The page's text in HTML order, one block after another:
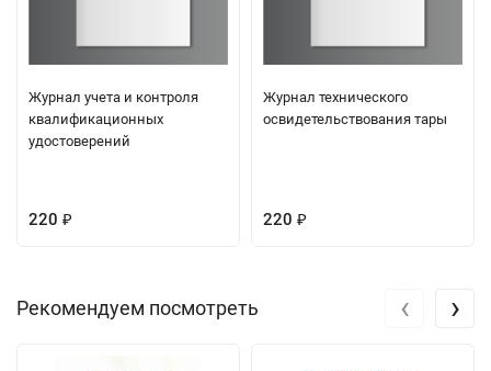
Журнал учета и контроля
квалификационных
удостоверений
220 ₽
Журнал технического
освидетельствования тары
220 ₽
Рекомендуем посмотреть ‹ ›